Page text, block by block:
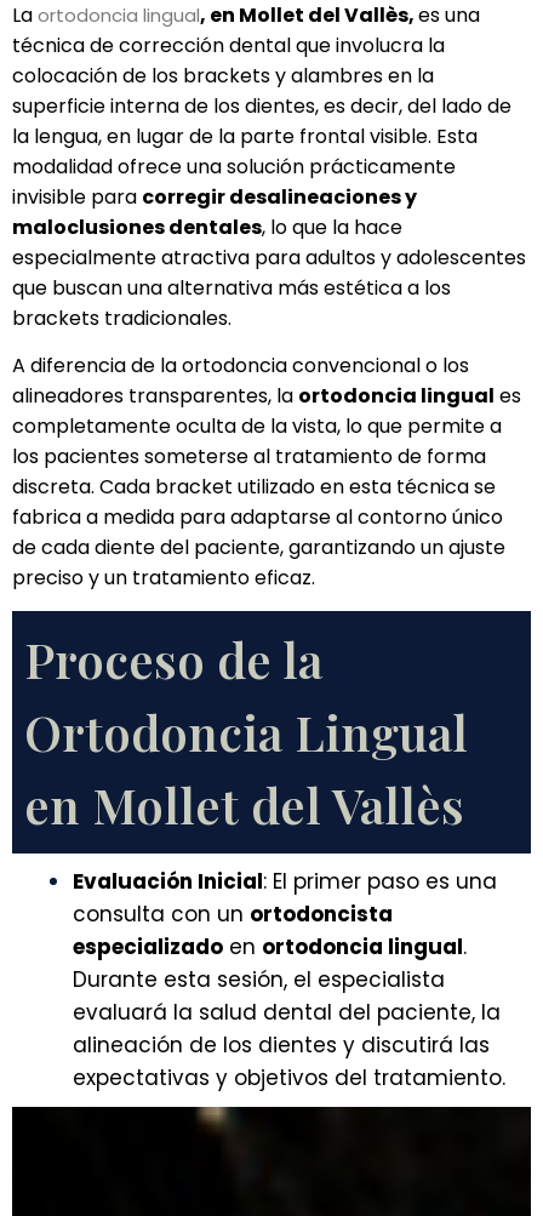
Laortodoncia lingual, en Mollet del Vallès,es una
técnica de corrección dental que involucra la
colocación de los brackets y alambres en la
superficie interna de los dientes, es decir, del lado de
la lengua, en lugar de la parte frontal visible. Esta
modalidad ofrece una solución prácticamente
invisible para corregir desalineaciones y
maloclusiones dentales, lo que la hace
especialmente atractiva para adultos y adolescentes
que buscan una alternativa más estética a los
brackets tradicionales.
A diferencia de la ortodoncia convencional o los
alineadores transparentes, la ortodoncia lingual es
completamente oculta de la vista, lo que permite a
los pacientes someterse al tratamiento de forma
discreta. Cada bracket utilizado en esta técnica se
fabrica a medida para adaptarse al contorno único
de cada diente del paciente, garantizando un ajuste
preciso y un tratamiento eficaz.
Proceso de la
Ortodoncia Lingual
en Mollet del Vallès
Evaluación Inicial: El primer paso es una
consulta con un ortodoncista
especializado en ortodoncia lingual.
Durante esta sesión, el especialista
evaluará la salud dental del paciente, la
alineación de los dientes y discutirá las
expectativas y objetivos del tratamiento.